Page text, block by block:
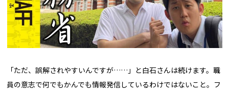
「ただ、誤解されやすいんですが……」と白石さんは続けます。職
員の意志で何でもかんでも情報発信しているわけではないこと。フ